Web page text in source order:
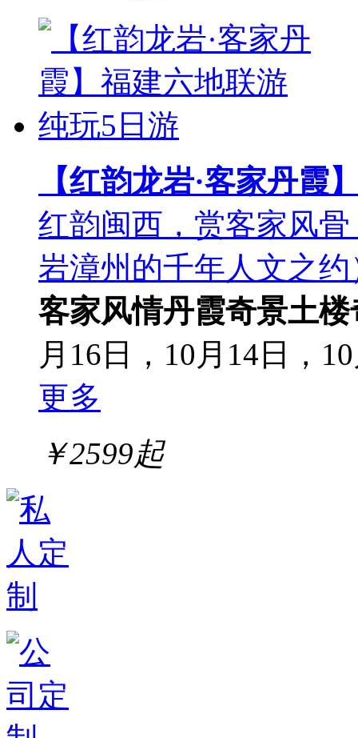
【红韵龙岩·客家丹霞
红韵闽西，赏客家风
岩漳州的千年人文之
客家风情丹霞奇景土楼
月16日，10月14日，
更多
￥2599起